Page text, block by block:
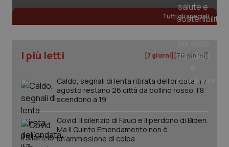
Tutti gli speciali
I più letti [7 giorni] [30 giorni]
Caldo, segnali di lenta ritirata dell'ondata: il 7
agosto restano 26 città da bollino rosso, l'8
scendono a 19
Covid. Il silenzio di Fauci e il perdono di Biden.
Ma il Quinto Emendamento non è
un’ammissione di colpa
tracking-sites-ironfish-
tracking-enable
www.quotidianosanita.it